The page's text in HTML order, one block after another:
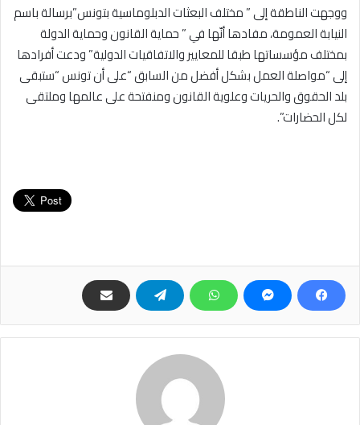
ووجهت الناطقة إلى ” مختلف البعثات الدبلوماسية بتونس”برسالة باسم
النيابة العمومة، مفادها أنّها في ” حماية القانون وحماية الدولة
بمختلف مؤسساتها طبقا للمعايير والاتفاقيات الدولية” ودعت أفرادها
إلى “مواصلة العمل بشكل أفضل من السابق “على أن تونس “ستبقى
بلد الحقوق والحريات وعلوية القانون ومنفتحة على عالمها وملتقى
لكل الحضارات”.